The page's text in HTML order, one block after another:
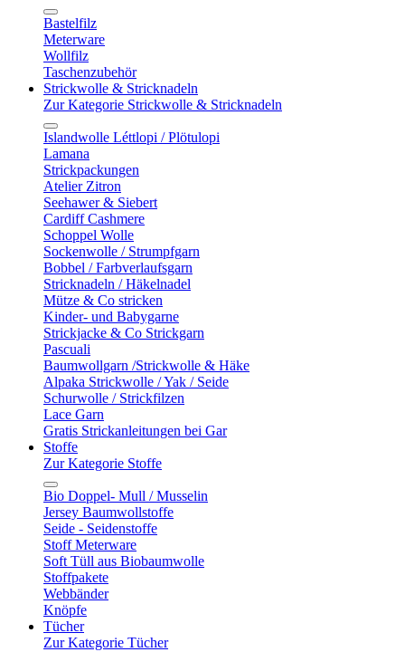
Bastelfilz
Meterware
Wollfilz
Taschenzubehör
Strickwolle & Stricknadeln
Zur Kategorie Strickwolle & Stricknadeln
Islandwolle Léttlopi / Plötulopi
Lamana
Strickpackungen
Atelier Zitron
Seehawer & Siebert
Cardiff Cashmere
Schoppel Wolle
Sockenwolle / Strumpfgarn
Bobbel / Farbverlaufsgarn
Stricknadeln / Häkelnadel
Mütze & Co stricken
Kinder- und Babygarne
Strickjacke & Co Strickgarn
Pascuali
Baumwollgarn /Strickwolle & Häke
Alpaka Strickwolle / Yak / Seide
Schurwolle / Strickfilzen
Lace Garn
Gratis Strickanleitungen bei Gar
Stoffe
Zur Kategorie Stoffe
Bio Doppel- Mull / Musselin
Jersey Baumwollstoffe
Seide - Seidenstoffe
Stoff Meterware
Soft Tüll aus Biobaumwolle
Stoffpakete
Webbänder
Knöpfe
Tücher
Zur Kategorie Tücher